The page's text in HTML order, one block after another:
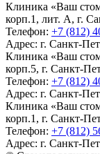
Клиника «Ваш
корп.1, лит. А, г.
Телефон: +7 (812)
Адрес: г. Санкт-
Клиника «Ваш
корп.5, г. Санкт-
Телефон: +7 (812)
Адрес: г. Санкт-
Клиника «Ваш
корп.1, г. Санкт-
Телефон: +7 (812)
Адрес: г. Санкт-